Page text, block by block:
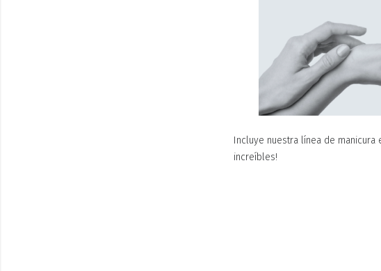
Incluye nuestra línea de manicura
increíbles!